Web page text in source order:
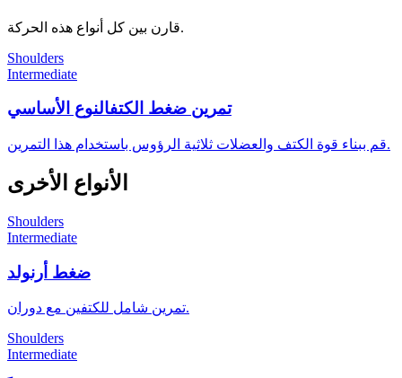
قارن بين كل أنواع هذه الحركة.
Shoulders
Intermediate
تمرين ضغط الكتفالنوع الأساسي
قم ببناء قوة الكتف والعضلات ثلاثية الرؤوس باستخدام هذا التمرين.
الأنواع الأخرى
Shoulders
Intermediate
ضغط أرنولد
تمرين شامل للكتفين مع دوران.
Shoulders
Intermediate